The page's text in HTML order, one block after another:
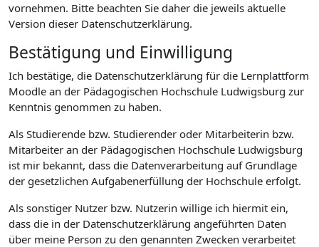
vornehmen. Bitte beachten Sie daher die jeweils aktuelle
Version dieser Datenschutzerklärung.
Bestätigung und Einwilligung
Ich bestätige, die Datenschutzerklärung für die Lernplattform
Moodle an der Pädagogischen Hochschule Ludwigsburg zur
Kenntnis genommen zu haben.
Als Studierende bzw. Studierender oder Mitarbeiterin bzw.
Mitarbeiter an der Pädagogischen Hochschule Ludwigsburg
ist mir bekannt, dass die Datenverarbeitung auf Grundlage
der gesetzlichen Aufgabenerfüllung der Hochschule erfolgt.
Als sonstiger Nutzer bzw. Nutzerin willige ich hiermit ein,
dass die in der Datenschutzerklärung angeführten Daten
über meine Person zu den genannten Zwecken verarbeitet